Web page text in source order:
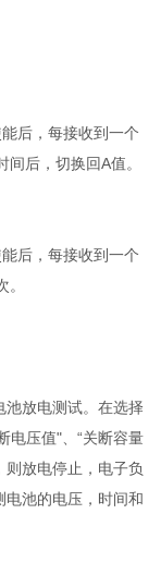
后，每接收到一个
间后，切换回A值。
后，每接收到一个
池放电测试。在选择
电压值"、“关断容量
则放电停止，电子负
电池的电压，时间和